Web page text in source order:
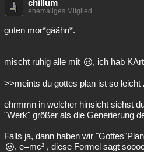
chillum
ehemaliges Mitglied
guten mor*gäähn*.
mischt ruhig alle mit , ich hab
>>meints du gottes plan ist so leicht
ehrmmn in welcher hinsicht siehst
"Werk" größer als die Generierung
Falls ja, dann haben wir
. e=mc² , diese Formel sagt